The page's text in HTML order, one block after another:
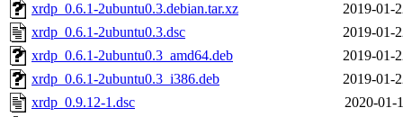
xrdp_0.6.1-2ubuntu0.3.debian.tar.xz
2019-01-
xrdp_0.6.1-2ubuntu0.3.dsc
2019-01-
xrdp_0.6.1-2ubuntu0.3_amd64.deb
2019-01-
xrdp_0.6.1-2ubuntu0.3_i386.deb
2019-01-
xrdp_0.9.12-1.dsc
2020-01-